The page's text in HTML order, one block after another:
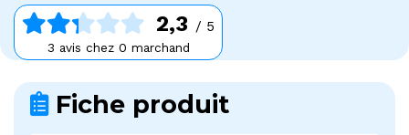
2,3 / 5
3 avis chez 0 marchand
Fiche produit